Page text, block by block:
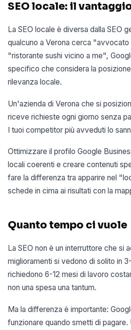
SEO locale: il
La SEO locale è diversa dalla SEO
qualcuno a Verona cerca
"ristorante sushi vicino a me",
specifico che considera la
rilevanza locale.
Un'azienda di Verona che si
riceve richieste ogni giorno senza
I tuoi competitor più avveduti lo
Ottimizzare il profilo Google
locali coerenti e creare contenuti
fare la differenza tra apparire nel
schede in cima ai risultati con la
Quanto tempo ci vuole
La SEO non è un interruttore che si
miglioramenti si vedono di solito in
richiedono 6-12 mesi di lavoro
non una spesa una tantum.
Ma la differenza è importante:
funzionare quando smetti di pagare.